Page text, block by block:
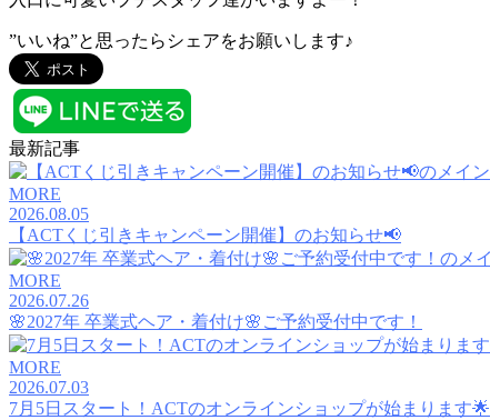
”いいね”と思ったらシェアをお願いします♪
最新記事
MORE
2026.08.05
【ACTくじ引きキャンペーン開催】のお知らせ📢
MORE
2026.07.26
🌸2027年 卒業式ヘア・着付け🌸ご予約受付中です！
MORE
2026.07.03
7月5日スタート！ACTのオンラインショップが始まります🌟